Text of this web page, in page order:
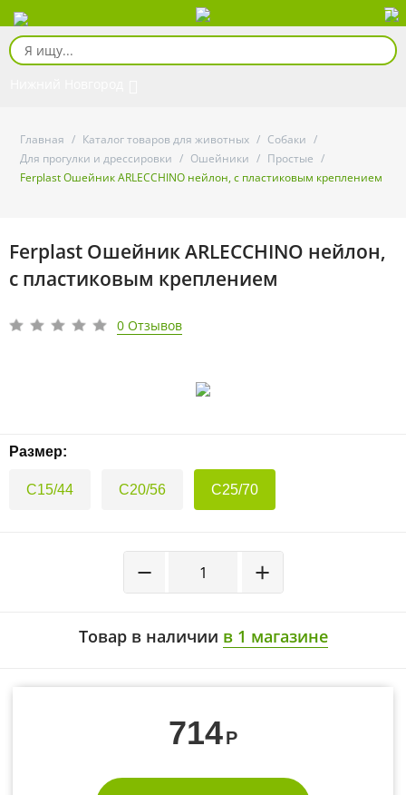
Главная / Каталог товаров для животных / Собаки /
Для прогулки и дрессировки / Ошейники / Простые /
Ferplast Ошейник ARLECCHINO нейлон, с пластиковым креплением
Ferplast Ошейник ARLECCHINO нейлон,
с пластиковым креплением
0 Отзывов
Размер:
C15/44 C20/56 C25/70
+
−
Товар в наличии в 1 магазине
714Р